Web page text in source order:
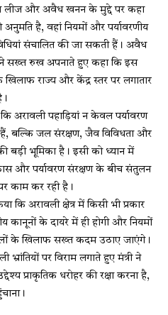
लीज और अवैध खनन के मुद्दे पर कहा
है, वहां नियमों और पर्यावरणीय
संचालित की जा सकती हैं। अवैध
सख्त रुख अपनाते हुए कहा कि इस
खिलाफ राज्य और केंद्र स्तर पर लगातार
कि अरावली पहाड़ियां न केवल पर्यावरण
बल्कि जल संरक्षण, जैव विविधता और
बड़ी भूमिका है। इसी को ध्यान में
और पर्यावरण संरक्षण के बीच संतुलन
काम कर रही है।
कि अरावली क्षेत्र में किसी भी प्रकार
कानूनों के दायरे में ही होगी और नियमों
के खिलाफ सख्त कदम उठाए जाएंगे।
पर विराम लगाते हुए मंत्री ने
प्राकृतिक धरोहर की रक्षा करना है,